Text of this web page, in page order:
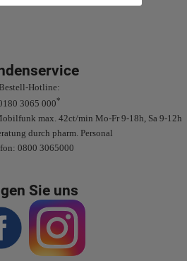
Bestell-Hotline:
3065 000*
max. 42ct/min Mo-Fr 9-18h, Sa 9-12h
durch pharm. Personal
0800 3065000
Sie uns